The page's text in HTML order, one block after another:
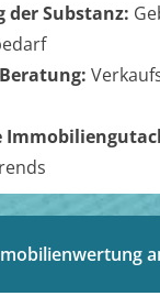
der Substanz: